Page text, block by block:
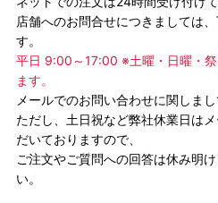
店舗へのお問合せにつきましては
す。
平日 9:00～17:00 ※土曜・日曜・
ます。
メールでのお問い合わせに関しま
ただし、土日祝など弊社休業日は
だいておりますので、
ご注文やご質問への回答は休み明
い。